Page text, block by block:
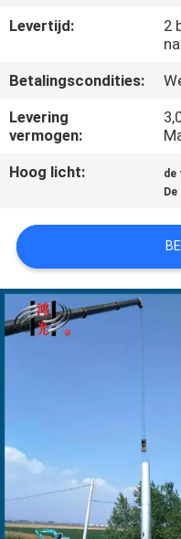
CONTACTEER
NIEUWS
VERZOEK
CITAAT
SITEMAP
PRIVACYBELEID
Levertijd:
2
Betalingscondities:
Levering
vermogen:
Hoog licht:
de